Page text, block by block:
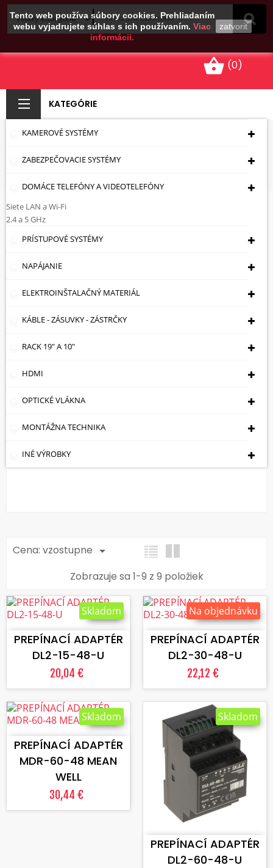
Tento web používa súbory cookies. Prehliadaním
webu vyjadrujete súhlas s ich používaním. Viac
informácii.
zatvoriť
shopping_basket (0)
KATEGÓRIE
KAMEROVÉ SYSTÉMY
ZABEZPEČOVACIE SYSTÉMY
DOMÁCE TELEFÓNY A VIDEOTELEFÓNY
Siete LAN a Wi-Fi
2.4 a 5 GHz
PRÍSTUPOVÉ SYSTÉMY
NAPÁJANIE
ELEKTROINŠTALAČNÝ MATERIÁL
KÁBLE - ZÁSUVKY - ZÁSTRČKY
RACK 19" A 10"
HDMI
OPTICKÉ VLÁKNA
MONTÁŽNA TECHNIKA
INÉ VÝROBKY
NAPÁJANIE 48 V
Napájanie 48 V
PODKATEGÓRIE
MODULY ZDROJOV
ADAPTÉRY
Cena: vzostupne 
Zobrazuje sa 1-9 z 9 položiek
VLOŽIŤ DO KOŠÍKA
PREPÍNACÍ ADAPTÉR
DL2-15-48-U
20,04 €
Skladom VLOŽIŤ DO KOŠÍKA
PREPÍNACÍ ADAPTÉR
DL2-30-48-U
22,12 €
Na objednávku
VLOŽIŤ DO KOŠÍKA
PREPÍNACÍ ADAPTÉR
MDR-60-48 MEAN
WELL
30,44 €
Skladom
VLOŽIŤ DO KOŠÍKA
PREPÍNACÍ ADAPTÉR
DL2-60-48-U
Skladom